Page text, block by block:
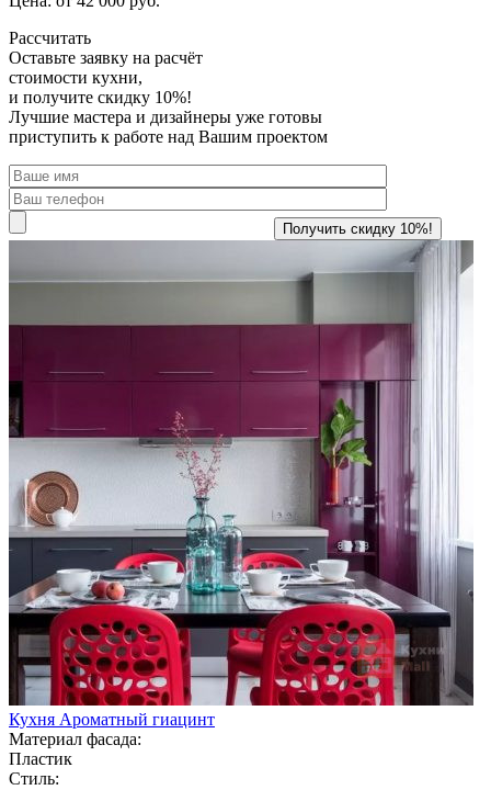
Рассчитать
Оставьте заявку на расчёт
стоимости кухни,
и получите скидку 10%!
Лучшие мастера и дизайнеры уже готовы
приступить к работе над Вашим проектом
Кухня Ароматный гиацинт
Материал фасада:
Пластик
Стиль: